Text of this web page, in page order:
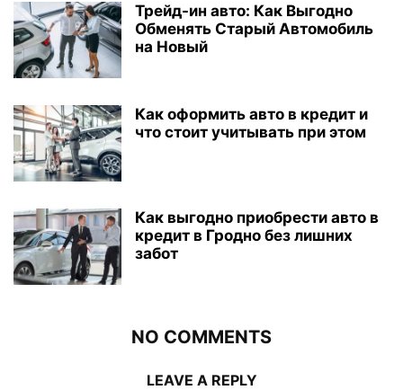
Трейд-ин авто: Как Выгодно
Обменять Старый Автомобиль
на Новый
Как оформить авто в кредит и
что стоит учитывать при этом
Как выгодно приобрести авто в
кредит в Гродно без лишних
забот
NO COMMENTS
LEAVE A REPLY